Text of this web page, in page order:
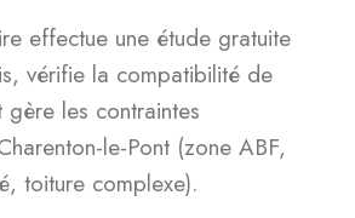
effectue une étude gratuite
vérifie la compatibilité de
les contraintes
le-Pont (zone ABF,
toiture complexe).